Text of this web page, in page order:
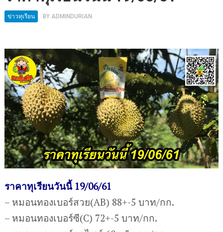
ข่าวทุเรียน BY ADMINDURIAN
ราคาทุเรียนวันนี้ 19/06/61
– หมอนทองเบอร์สวย(AB) 88+-5 บาท/กก.
– หมอนทองเบอร์ซี(C) 72+-5 บาท/กก.